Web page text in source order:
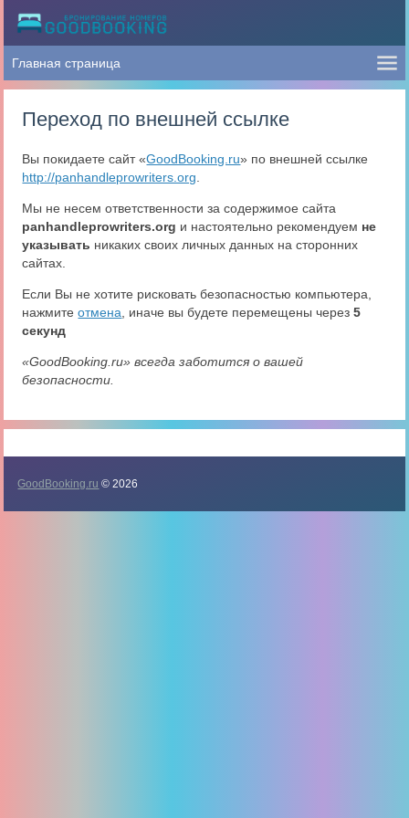
Переход по внешней ссылке
Вы покидаете сайт «GoodBooking.ru» по внешней ссылке
http://panhandleprowriters.org
Мы не несем ответственности за содержимое сайта
panhandleprowriters.org и настоятельно рекомендуем не
указывать никаких своих личных данных на сторонних
сайтах.
Если Вы не хотите рисковать безопасностью компьютера,
нажмитеотмена , иначе вы будете перемещены через5
секунд
«GoodBooking.ru» всегда заботится о вашей
безопасности.
GoodBooking.ru © 2026